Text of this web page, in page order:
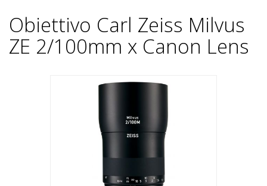
Obiettivo Carl Zeiss Milvus
ZE 2/100mm x Canon Lens